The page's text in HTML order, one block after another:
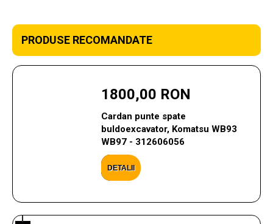
PRODUSE RECOMANDATE
1800,00 RON
Cardan punte spate
buldoexcavator, Komatsu WB93
WB97 - 312606056
DETALII